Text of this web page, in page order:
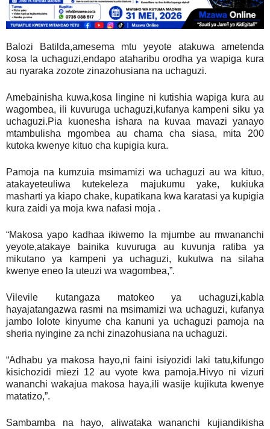
Balozi Batilda,amesema mtu yeyote atakuwa ametenda
kosa la uchaguzi,endapo ataharibu orodha ya wapiga kura
au nyaraka zozote zinazohusiana na uchaguzi.
Amebainisha kuwa,kosa lingine ni kutishia wapiga kura au
wagombea, ili kuvuruga uchaguzi,kufanya kampeni siku ya
uchaguzi.Pia kuonesha ishara na kuvaa mavazi yanayo
mtambulisha mgombea au chama cha siasa, mita 200
kutoka kwenye kituo cha kupigia kura.
Pamoja na kumzuia msimamizi wa uchaguzi au wa kituo,
atakayeteuliwa kutekeleza majukumu yake, kukiuka
masharti ya kiapo chake, kupatikana kwa karatasi ya kupigia
kura zaidi ya moja kwa nafasi moja .
“Makosa yapo kadhaa ikiwemo la mjumbe au mwananchi
yeyote,atakaye bainika kuvuruga au kuvunja ratiba ya
mikutano ya kampeni ya uchaguzi, kukutwa na silaha
kwenye eneo la uteuzi wa wagombea,”.
Vilevile kutangaza matokeo ya uchaguzi,kabla
hayajatangazwa rasmi na msimamizi wa uchaguzi, kufanya
jambo lolote kinyume cha kanuni ya uchaguzi pamoja na
sheria nyingine za nchi zinazohusiana na uchaguzi.
“Adhabu ya makosa hayo,ni faini isiyozidi laki tatu,kifungo
kisichozidi miezi 12 au vyote kwa pamoja.Hivyo ni vizuri
wananchi wakajua makosa haya,ili wasije kujikuta kwenye
matatizo,”.
Sambamba na hayo, aliwataka wananchi kujiandikisha